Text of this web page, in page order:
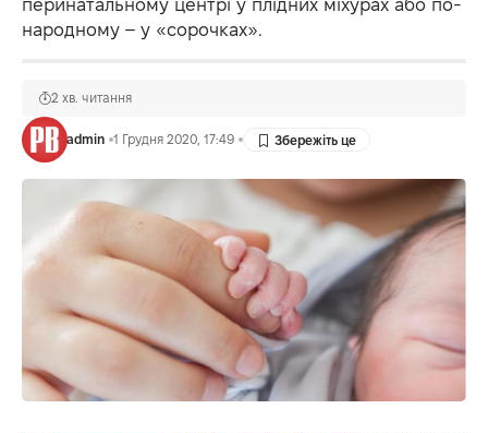
перинатальному центрі у плідних міхурах або по-
народному – у «сорочках».
admin 1 Грудня 2020, 17:49
2 хв. читання